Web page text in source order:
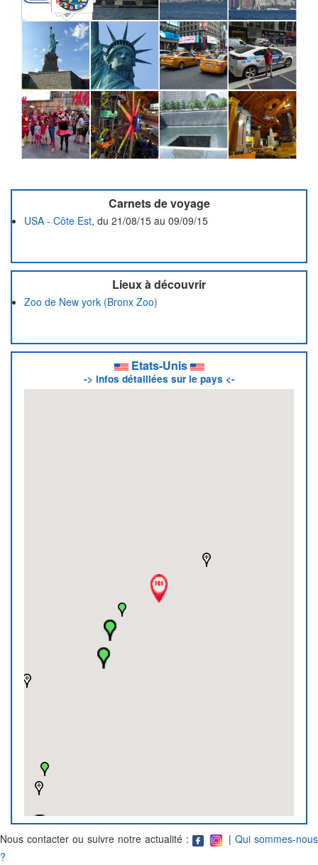
Carnets de voyage
USA - Côte Est, du 21/08/15 au 09/09/15
Lieux à découvrir
Zoo de New york (Bronx Zoo)
Etats-Unis
-> infos détaillées sur le pays <-
Nous contacter ou suivre notre actualité : | Qui sommes-nous
?